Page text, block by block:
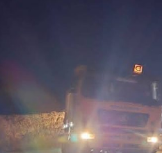
الصناعية لمجمع “فيروفيال”
بعنابة
ضربة أمنية لشبكة هربت 21 طنا
من الكوكايين إلى أوروبا بتمويل
من مستثمرين في الإمارات